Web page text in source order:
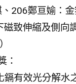
206鄭亘媮：
致伸縮及側向
：
鎘有效光分解水